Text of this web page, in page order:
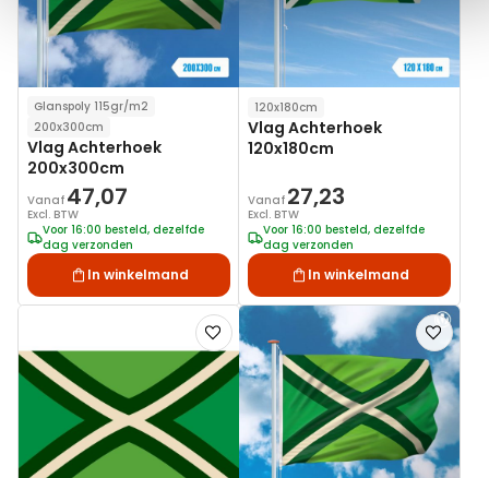
Glanspoly 115gr/m2
200x300cm
Vlag Achterhoek
200x300cm
Vanaf 47,07
Excl. BTW
Voor 16:00 besteld, dezelfde
dag verzonden
In winkelmand
120x180cm
Vlag Achterhoek
120x180cm
Vanaf 27,23
Excl. BTW
Voor 16:00 besteld, dezelfde
dag verzonden
In winkelmand
Voeg
toe
aan
verlanglijst
Voeg
toe
aan